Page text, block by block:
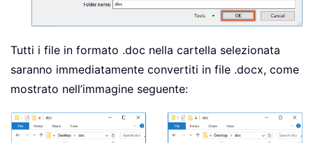
Tutti i file in formato .doc nella cartella selezionata
saranno immediatamente convertiti in file .docx, come
mostrato nell’immagine seguente: